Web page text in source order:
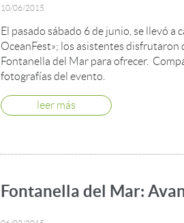
10/06/2015
El pasado sábado 6 de junio, se llevó a
OceanFest»; los asistentes
Fontanella del Mar para ofrecer.
fotografías del evento.
leer más
Fontanella del Mar: